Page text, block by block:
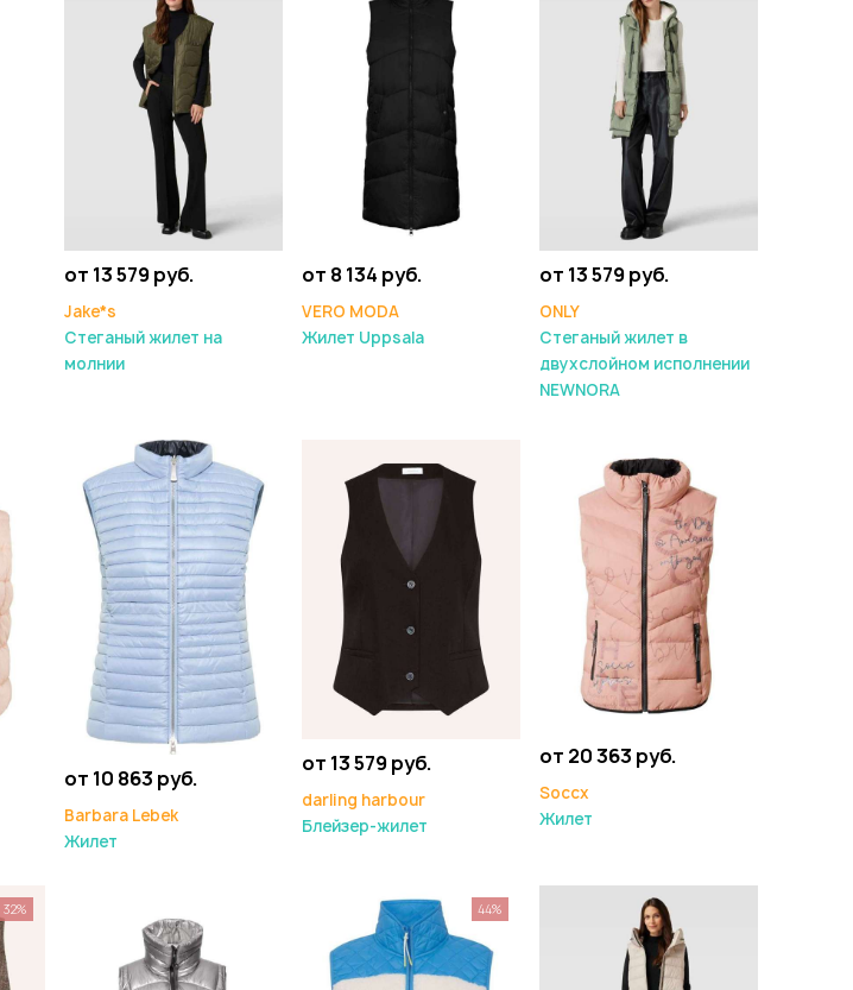
от 13 579 руб.
Jake*s
Стеганый жилет на
молнии
от 8 134 руб.
VERO MODA
Жилет Uppsala
от 13 579 руб.
ONLY
Стеганый жилет в
двухслойном исполнении
NEWNORA
от 10 863 руб.
Barbara Lebek
Жилет
от 13 579 руб.
darling harbour
Блейзер-жилет
от 20 363 руб.
Soccx
Жилет
32% 44%